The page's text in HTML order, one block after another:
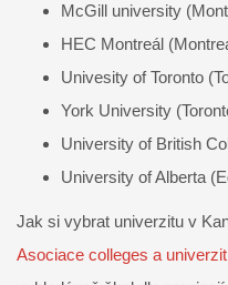
McGill university
HEC Montreál
Univesity of Toronto
York University
University of British
University of Alberta
Jak si vybrat univerzitu v
Asociace colleges a